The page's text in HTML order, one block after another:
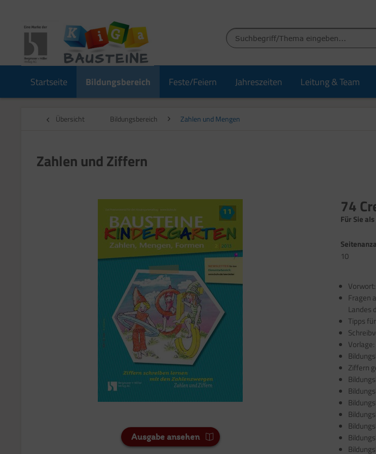
Startseite Bildungsbereich Feste/Feiern Jahreszeiten Leitung & Team
Übersicht Bildungsbereich Zahlen und Mengen
Zahlen und Ziffern
Ausgabe ansehen
74
Für Sie
10
Fragen
Landes
Tipps
Ziffern